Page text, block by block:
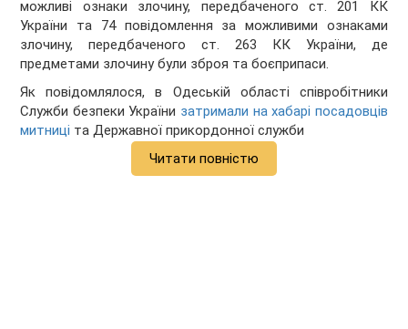
можливі ознаки злочину, передбаченого ст. 201 КК
України та 74 повідомлення за можливими ознаками
злочину, передбаченого ст. 263 КК України, де
предметами злочину були зброя та боєприпаси.
Як повідомлялося, в Одеській області співробітники
Служби безпеки України затримали на хабарі посадовців
митниці та Державної прикордонної служби
Читати повністю